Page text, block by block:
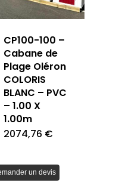
CP100-100 –
Cabane de
Plage Oléron
COLORIS
BLANC – PVC
– 1.00 X
1.00m
2074,76 €
un devis